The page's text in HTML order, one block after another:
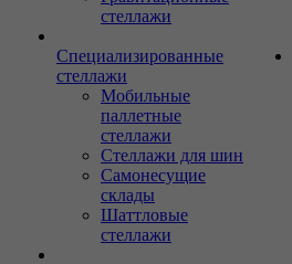
стеллажи
Специализированные
стеллажи
Мобильные
паллетные
стеллажи
Стеллажи для шин
Самонесущие
склады
Шаттловые
стеллажи